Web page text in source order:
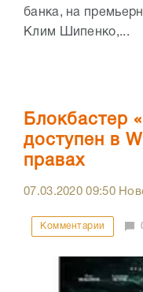
банка, на
Клим Шипенко,...
Блокбастер
доступен в
правах
07.03.202009:50
Комментарии